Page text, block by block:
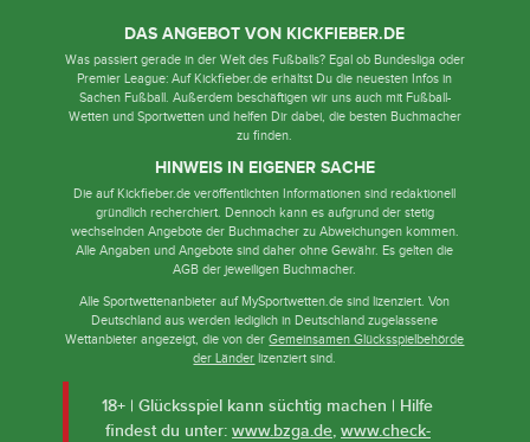
DAS ANGEBOT VON KICKFIEBER.DE
Was passiert gerade in der Welt des Fußballs? Egal ob Bundesliga oder
Premier League: Auf Kickfieber.de erhältst Du die neuesten Infos in
Sachen Fußball. Außerdem beschäftigen wir uns auch mit Fußball-
Wetten und Sportwetten und helfen Dir dabei, die besten Buchmacher
zu finden.
HINWEIS IN EIGENER SACHE
Die auf Kickfieber.de veröffentlichten Informationen sind redaktionell
gründlich recherchiert. Dennoch kann es aufgrund der stetig
wechselnden Angebote der Buchmacher zu Abweichungen kommen.
Alle Angaben und Angebote sind daher ohne Gewähr. Es gelten die
AGB der jeweiligen Buchmacher.
Alle Sportwettenanbieter auf MySportwetten.de sind lizenziert. Von
Deutschland aus werden lediglich in Deutschland zugelassene
Wettanbieter angezeigt, die von derGemeinsamen Glücksspielbehörde
der Länder lizenziert sind.
18+ | Glücksspiel kann süchtig machen | Hilfe
findest du unter: www.bzga.de, www.check-